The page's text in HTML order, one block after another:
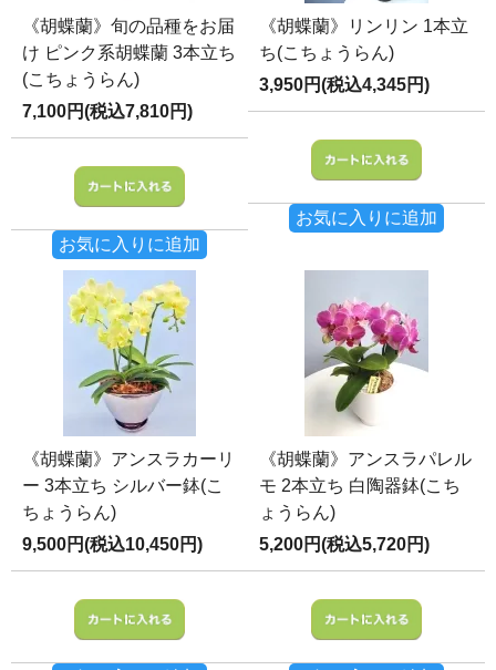
《胡蝶蘭》旬の品種をお届
け ピンク系胡蝶蘭 3本立ち
(こちょうらん)
7,100円(税込7,810円)
お気に入りに追加
《胡蝶蘭》リンリン 1本立
ち(こちょうらん)
3,950円(税込4,345円)
お気に入りに追加
《胡蝶蘭》アンスラカーリ
ー 3本立ち シルバー鉢(こ
ちょうらん)
9,500円(税込10,450円)
《胡蝶蘭》アンスラパレル
モ 2本立ち 白陶器鉢(こち
ょうらん)
5,200円(税込5,720円)